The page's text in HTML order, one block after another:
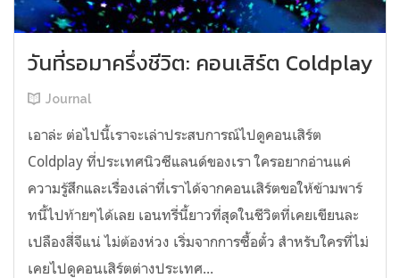
วันที่รอมาครึ่งชีวิต: คอนเสิร์ต Coldplay
Journal
เอาล่ะ ต่อไปนี้เราจะเล่าประสบการณ์ไปดูคอนเสิร์ต
Coldplay ที่ประเทศนิวซีแลนด์ของเรา ใครอยากอ่านแค่
ความรู้สึกและเรื่องเล่าที่เราได้จากคอนเสิร์ตขอให้ข้ามพาร์
ทนี้ไปท้ายๆได้เลย เอนทรี่นี้ยาวที่สุดในชีวิตที่เคยเขียนละ
เปลืองสี่จีแน่ ไม่ต้องห่วง เริ่มจากการซื้อตั๋ว สำหรับใครที่ไม่
เคยไปดูคอนเสิร์ตต่างประเทศ...